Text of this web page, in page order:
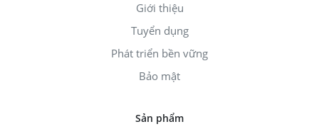
Giới thiệu
Tuyển dụng
Phát triển bền vững
Bảo mật
Sản phẩm